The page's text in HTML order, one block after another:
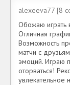
alexeeva77 [8
Обожаю играть
Отличная
Возможность
матчи с
эмоций. Играю
оторваться!
увлекательное